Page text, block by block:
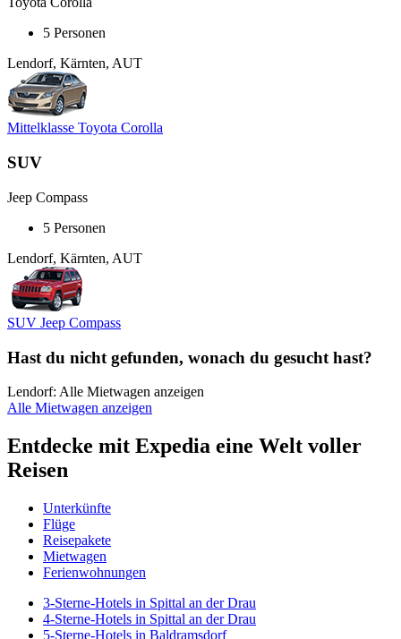
5 Personen
Lendorf, Kärnten, AUT
Mittelklasse Toyota Corolla
SUV
Jeep Compass
5 Personen
Lendorf, Kärnten, AUT
SUV Jeep Compass
Hast du nicht gefunden, wonach du gesucht hast?
Lendorf: Alle Mietwagen anzeigen
Alle Mietwagen anzeigen
Entdecke mit Expedia eine Welt voller
Reisen
Unterkünfte
Flüge
Reisepakete
Mietwagen
Ferienwohnungen
3-Sterne-Hotels in Spittal an der Drau
4-Sterne-Hotels in Spittal an der Drau
5-Sterne-Hotels in Baldramsdorf